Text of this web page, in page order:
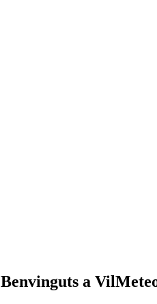
Benvinguts a